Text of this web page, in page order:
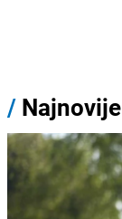
/ Najnovije